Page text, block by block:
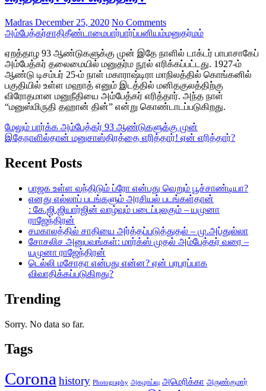
Madras December 25, 2020 No Comments
அம்பேத்கர்சாதிதீண்டாமைபார்பார்ப்பனியம்மனுதர்மம்
ஏறத்தாழ 93 ஆண்டுகளுக்கு முன் இதே நாளில் டாக்டர் பாபாசாகேப்
அம்பேத்கர் தலைமையில் மனுதர்ம நூல் எரிக்கப்பட்டது. 1927-ம்
ஆண்டு டிசம்பர் 25-ம் நாள் மகாராஷ்டிரா மாநிலத்தில் கொங்கனில்
பகுதியில் உள்ள மஹாத் எனும் இடத்தில் மனிதகுலத்திற்கு
விரோதமான மனுநீதியை அம்பேத்கர் எரித்தார். அந்த நாள்
“மனுஸ்மிருதி தஹான் தின்” என்று கொண்டாடப்படுகிறது.
மேலும் பார்க்க அம்பேத்கர் 93 ஆண்டுகளுக்கு முன்
இதேநாளில்தான் மனுசாஸ்திரத்தை எரித்தார்! ஏன் எரித்தார்?
Recent Posts
பாஜக உள்ள வந்திடும் ப்ரோ என்பது வெறும் பூச்சாண்டியா?
எனது எல்லாப் படங்களும் அரசியல் படங்கள்தான்
: கே.ஜி.ஜியார்ஜின் வாழ்வும் படைப்புலகும் – யமுனா
ராஜேந்திரன்
சமகாலத்தில் சாதியை அர்த்தப்படுத்துதல் – மு.அப்துல்லா
சோசலிச அனுபவங்கள்: மார்க்ஸ் முதல் அம்பேத்கர் வரை –
யமுனா ராஜேந்திரன்
டெல்லி மசோதா என்பது என்ன? ஏன் பரபரப்பாக
விவாதிக்கப்படுகிறது?
Trending
Sorry. No data so far.
Tags
Corona history Photography அகழாய்வு அமெரிக்கா அருண்குமார்